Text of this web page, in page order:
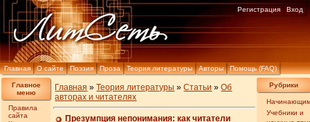
Главная О сайте Поэзия Проза Теория литературы Авторы Помощь (FAQ)
Регистрация Вход
Главное
меню
Правила
сайта
Рубрики
Учебники и
Главная »Теория литературы »Статьи »Об
авторах и читателях
Презумпция непонимания: как читатели